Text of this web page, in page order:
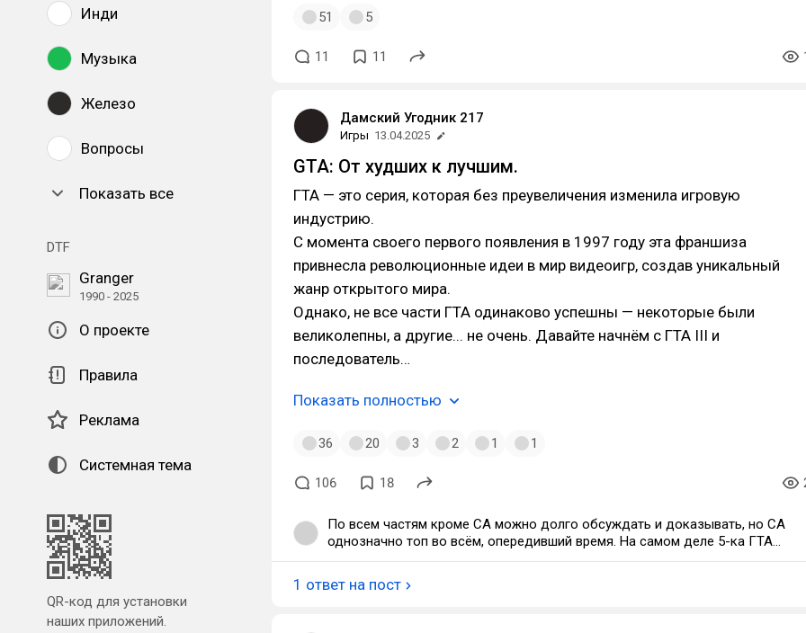
Инди
Музыка
Железо
Вопросы
Показать все
DTF
Granger
1990 - 2025
О проекте
Правила
Реклама
Системная тема
QR-код для установки
наших приложений.
51 5
11 11
Дамский Угодник 217
Игры 13.04.2025
GTA: От худших к лучшим.
ГТА — это серия, которая без преувеличения изменила игровую
индустрию.
С момента своего первого появления в 1997 году эта франшиза
привнесла революционные идеи в мир видеоигр, создав уникальный
жанр открытого мира.
Однако, не все части ГТА одинаково успешны — некоторые были
великолепны, а другие... не очень. Давайте начнём с ГТА III и
последователь…
Показать полностью
36 20 3 2 1 1
106 18
По всем частям кроме СА можно долго обсуждать и доказывать, но СА
однозначно топ во всём, опередивший время. На самом деле 5-ка ГТА
получила признание лишь как онлайн дрочильня для школьников, где было
релиза) Сюжет, масштаб, разнообразие механик - СА тут без вариантов
1 ответ на пост